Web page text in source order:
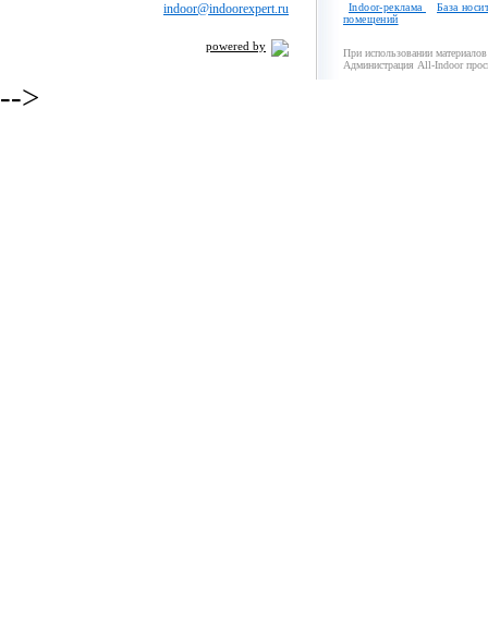
indoor@indoorexpert.ru
powered by
Indoor-реклама
База
помещений
При использовании
Администрация All-Indoor
-->